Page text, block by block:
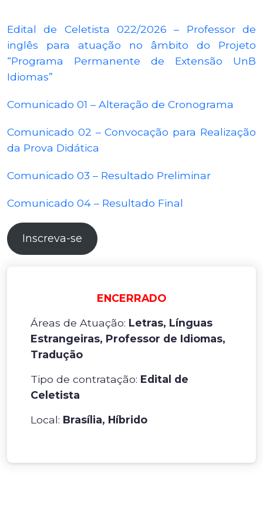
Edital de Celetista 022/2026 – Professor de
inglês para atuação no âmbito do Projeto
“Programa Permanente de Extensão UnB
Idiomas”
Comunicado 01 – Alteração de Cronograma
Comunicado 02 – Convocação para Realização
da Prova Didática
Comunicado 03 – Resultado Preliminar
Comunicado 04 – Resultado Final
Inscreva-se
ENCERRADO
Áreas de Atuação: Letras, Línguas
Estrangeiras, Professor de Idiomas,
Tradução
Tipo de contratação: Edital de
Celetista
Local: Brasília, Híbrido